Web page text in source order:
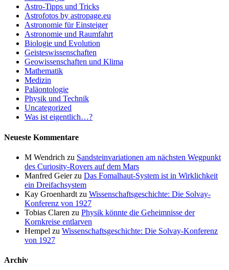
Astro-Tipps und Tricks
Astrofotos by astropage.eu
Astronomie für Einsteiger
Astronomie und Raumfahrt
Biologie und Evolution
Geisteswissenschaften
Geowissenschaften und Klima
Mathematik
Medizin
Paläontologie
Physik und Technik
Uncategorized
Was ist eigentlich…?
Neueste Kommentare
M Wendrich zu Sandsteinvariationen am nächsten Wegpunkt
des Curiosity-Rovers auf dem Mars
Manfred Geierzu Das Fomalhaut-System ist in Wirklichkeit
ein Dreifachsystem
Kay Groenhardt zu Wissenschaftsgeschichte: Die Solvay-
Konferenz von 1927
Tobias Claren zu Physik könnte die Geheimnisse der
Kornkreise entlarven
Hempel zu Wissenschaftsgeschichte: Die Solvay-Konferenz
von 1927
Archiv